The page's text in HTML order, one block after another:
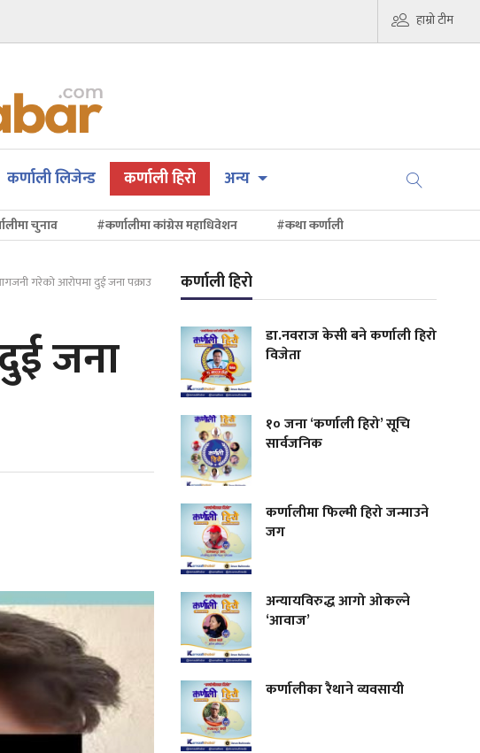
हाम्रो टीम
कर्णाली लिजेन्ड कर्णाली हिरो अन्य
चुनाव #कर्णालीमा कांग्रेस महाधिवेशन #कथा कर्णाली
गरेको आरोपमा दुई जना पक्राउ
जना
कर्णाली हिरो
डा.नवराज केसी बने कर्णाली हिरो
विजेता
१० जना ‘कर्णाली हिरो’ सूचि
सार्वजनिक
कर्णालीमा फिल्मी हिरो जन्माउने
जग
अन्यायविरुद्ध आगो ओकल्ने
‘आवाज’
कर्णालीका रैथाने व्यवसायी